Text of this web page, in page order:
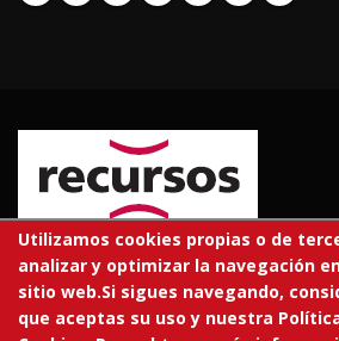
© 2026 RECURSOS EDUCATIVOS S.L.
Todos los derechos reservados.
Utilizamos cookies propias o de
analizar y optimizar la navegación
sitio web.Si sigues navegando,
que aceptas su uso y nuestra